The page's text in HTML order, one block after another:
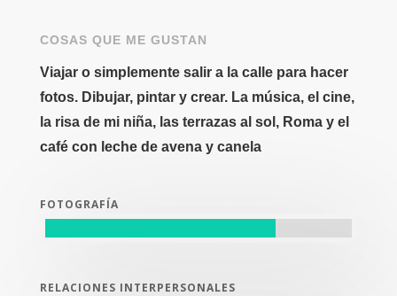
COSAS QUE ME GUSTAN
Viajar o simplemente salir a la calle para hacer
fotos. Dibujar, pintar y crear. La música, el cine,
la risa de mi niña, las terrazas al sol, Roma y el
café con leche de avena y canela
FOTOGRAFÍA
RELACIONES INTERPERSONALES